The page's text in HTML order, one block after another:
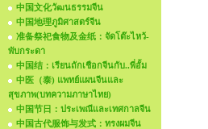
中国文化วัฒนธรรมจีน
中国地理ภูมิศาสตร์จีน
准备祭祀食物及金纸：จัดโต๊ะไหว้-
พับกระดา
中国结：เรียนถักเชือกจีนกับ..พี่อั้ม
中医（泰) แพทย์แผนจีนและ
สุขภาพ(บทความภาษาไทย)
中国节日：ประเพณีและเทศกาลจีน
中国古代服饰与发式：ทรงผมจีน